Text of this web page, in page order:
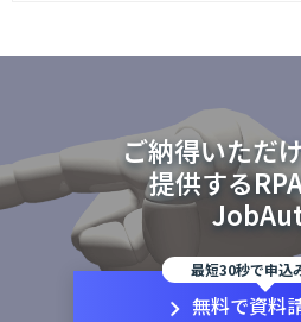
ご納得いただ
提供する
最短30秒で申込
無料で資料